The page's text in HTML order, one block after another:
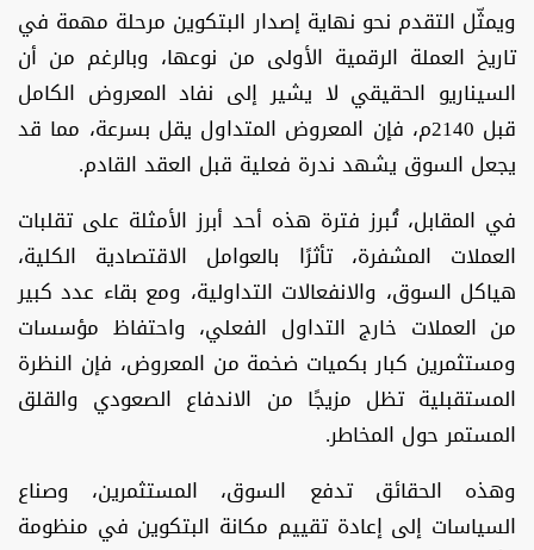
ويمثّل التقدم نحو نهاية إصدار البتكوين مرحلة مهمة في
تاريخ العملة الرقمية الأولى من نوعها، وبالرغم من أن
السيناريو الحقيقي لا يشير إلى نفاد المعروض الكامل
قبل 2140م، فإن المعروض المتداول يقل بسرعة، مما قد
يجعل السوق يشهد ندرة فعلية قبل العقد القادم.
في المقابل، تُبرز فترة هذه أحد أبرز الأمثلة على تقلبات
العملات المشفرة، تأثرًا بالعوامل الاقتصادية الكلية،
هياكل السوق، والانفعالات التداولية، ومع بقاء عدد كبير
من العملات خارج التداول الفعلي، واحتفاظ مؤسسات
ومستثمرين كبار بكميات ضخمة من المعروض، فإن النظرة
المستقبلية تظل مزيجًا من الاندفاع الصعودي والقلق
المستمر حول المخاطر.
وهذه الحقائق تدفع السوق، المستثمرين، وصناع
السياسات إلى إعادة تقييم مكانة البتكوين في منظومة